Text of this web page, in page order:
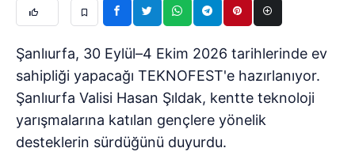
Şanlıurfa, 30 Eylül–4 Ekim 2026 tarihlerinde ev
sahipliği yapacağı TEKNOFEST'e hazırlanıyor.
Şanlıurfa Valisi Hasan Şıldak, kentte teknoloji
yarışmalarına katılan gençlere yönelik
desteklerin sürdüğünü duyurdu.